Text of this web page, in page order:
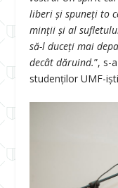
liberi și spuneți to
minții și al
să-l duceți mai
decât dăruind.”, s-
studenților UMF-